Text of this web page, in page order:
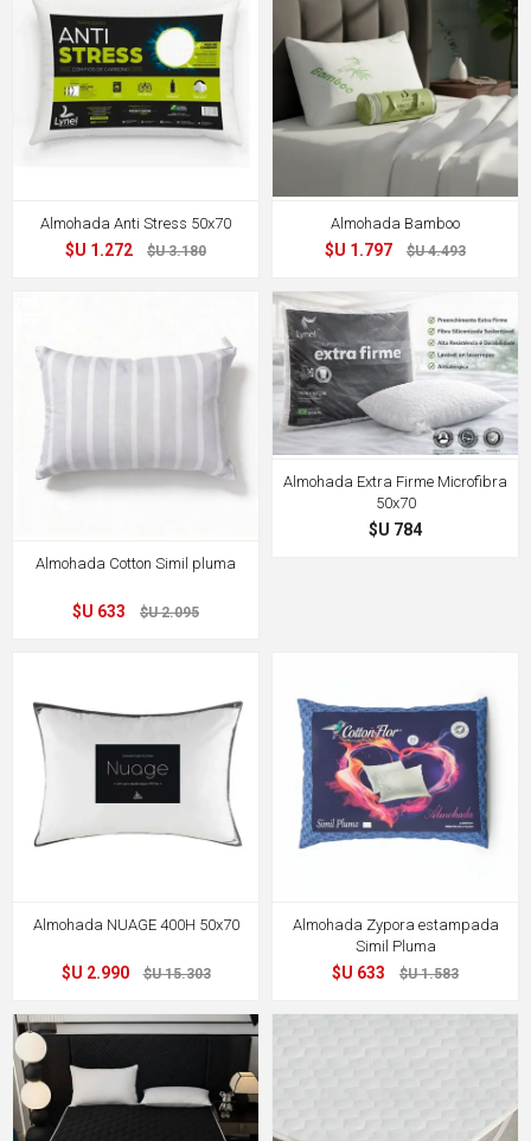
Almohada Anti Stress 50x70
$U 1.272 $U 3.180
Almohada Bamboo
$U 1.797 $U 4.493
Almohada Cotton Simil pluma
$U 633 $U 2.095
Almohada Extra Firme Microfibra
50x70
$U 784
Almohada NUAGE 400H 50x70
$U 2.990 $U 15.303
Almohada Zypora estampada
Simil Pluma
$U 633 $U 1.583